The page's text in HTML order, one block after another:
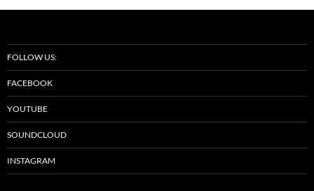
FOLLOW US:
FACEBOOK
YOUTUBE
SOUNDCLOUD
INSTAGRAM